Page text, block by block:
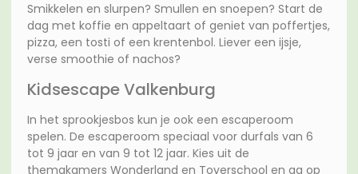
Smikkelen en slurpen? Smullen en snoepen? Start de
dag met koffie en appeltaart of geniet van poffertjes,
pizza, een tosti of een krentenbol. Liever een ijsje,
verse smoothie of nachos?
Kidsescape Valkenburg
In het sprookjesbos kun je ook een escaperoom
spelen. De escaperoom speciaal voor durfals van 6
tot 9 jaar en van 9 tot 12 jaar. Kies uit de
themakamers Wonderland en Toverschool en ga op